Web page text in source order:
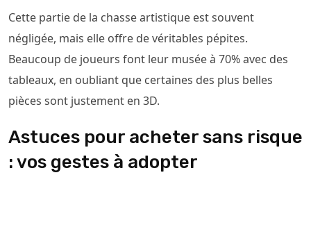
Cette partie de la chasse artistique est souvent
négligée, mais elle offre de véritables pépites.
Beaucoup de joueurs font leur musée à 70% avec des
tableaux, en oubliant que certaines des plus belles
pièces sont justement en 3D.
Astuces pour acheter sans risque
: vos gestes à adopter